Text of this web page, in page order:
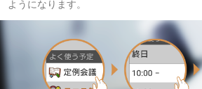
ようになります。